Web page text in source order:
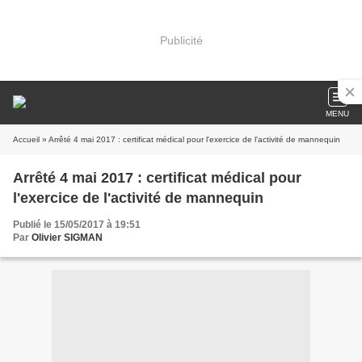
Publicité
MENU
Accueil » Arrêté 4 mai 2017 : certificat médical pour l'exercice de l'activité de mannequin
Arrêté 4 mai 2017 : certificat médical pour
l'exercice de l'activité de mannequin
Publié le 15/05/2017 à 19:51
Par Olivier SIGMAN